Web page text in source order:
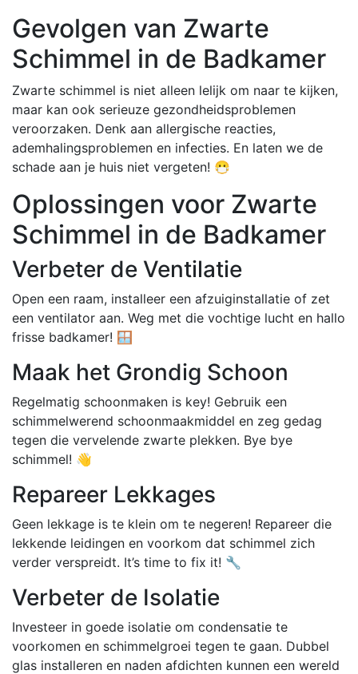
Gevolgen van Zwarte
Schimmel in de Badkamer
Zwarte schimmel is niet alleen lelijk om naar te kijken,
maar kan ook serieuze gezondheidsproblemen
veroorzaken. Denk aan allergische reacties,
ademhalingsproblemen en infecties. En laten we de
schade aan je huis niet vergeten! 😷
Oplossingen voor Zwarte
Schimmel in de Badkamer
Verbeter de Ventilatie
Open een raam, installeer een afzuiginstallatie of zet
een ventilator aan. Weg met die vochtige lucht en hallo
frisse badkamer! 🪟
Maak het Grondig Schoon
Regelmatig schoonmaken is key! Gebruik een
schimmelwerend schoonmaakmiddel en zeg gedag
tegen die vervelende zwarte plekken. Bye bye
schimmel! 👋
Repareer Lekkages
Geen lekkage is te klein om te negeren! Repareer die
lekkende leidingen en voorkom dat schimmel zich
verder verspreidt. It’s time to fix it! 🔧
Verbeter de Isolatie
Investeer in goede isolatie om condensatie te
voorkomen en schimmelgroei tegen te gaan. Dubbel
glas installeren en naden afdichten kunnen een wereld